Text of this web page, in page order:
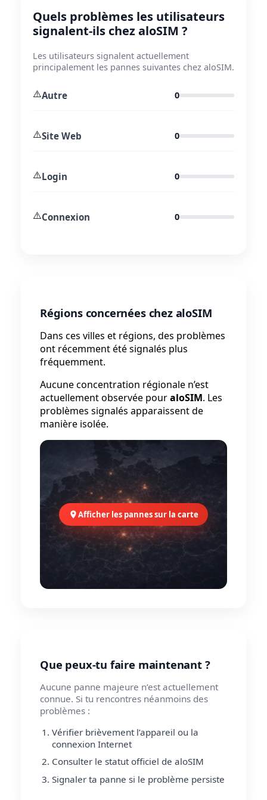
Quels problèmes les utilisateurs
signalent-ils chez aloSIM ?
Les utilisateurs signalent actuellement
principalement les pannes suivantes chez aloSIM.
⚠️Autre 0
⚠️Site Web 0
⚠️Login 0
⚠️Connexion 0
Régions concernées chez aloSIM
Dans ces villes et régions, des problèmes
ont récemment été signalés plus
fréquemment.
Aucune concentration régionale n’est
actuellement observée pouraloSIM. Les
problèmes signalés apparaissent de
manière isolée.
Afficher les pannes sur la carte
Que peux-tu faire maintenant ?
Aucune panne majeure n’est actuellement
connue. Si tu rencontres néanmoins des
problèmes :
Vérifier brièvement l’appareil ou la
connexion Internet
Consulter le statut officiel de aloSIM
Signaler ta panne si le problème persiste